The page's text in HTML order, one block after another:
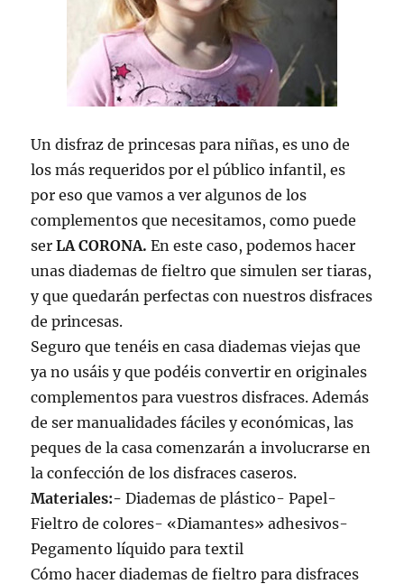
Un disfraz de princesas para niñas, es uno de
los más requeridos por el público infantil, es
por eso que vamos a ver algunos de los
complementos que necesitamos, como puede
serLA CORONA. En este caso, podemos hacer
unas diademas de fieltro que simulen ser tiaras,
y que quedarán perfectas con nuestros disfraces
de princesas.
Seguro que tenéis en casa diademas viejas que
ya no usáis y que podéis convertir en originales
complementos para vuestros disfraces. Además
de ser manualidades fáciles y económicas, las
peques de la casa comenzarán a involucrarse en
la confección de los disfraces caseros.
Materiales:-Diademas de plástico- Papel-
Fieltro de colores- «Diamantes» adhesivos-
Pegamento líquido para textil
Cómo hacer diademas de fieltro para disfraces